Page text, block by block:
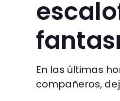
En las últimas
compañeros,